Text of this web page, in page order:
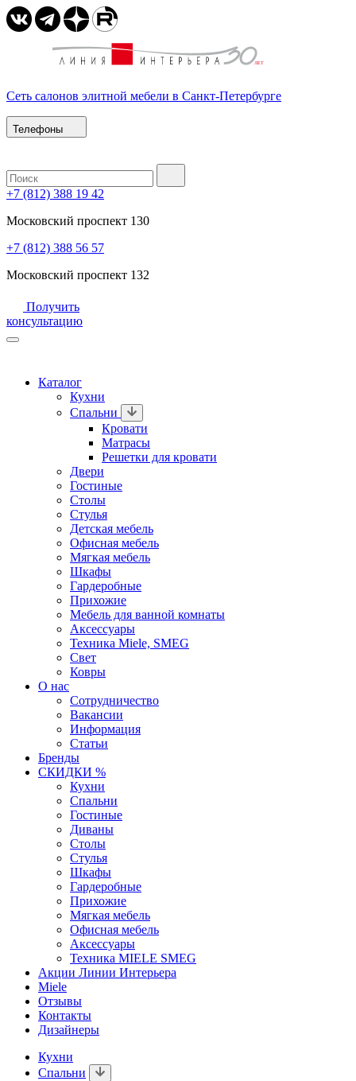
Сеть салонов элитной мебели в Санкт-Петербурге
Телефоны
+7 (812) 388 19 42
Московский проспект 130
+7 (812) 388 56 57
Московский проспект 132
Получить
консультацию
Каталог
Кухни
Спальни
Кровати
Матрасы
Решетки для кровати
Двери
Гостиные
Столы
Стулья
Детская мебель
Офисная мебель
Мягкая мебель
Шкафы
Гардеробные
Прихожие
Мебель для ванной комнаты
Аксессуары
Техника Miele, SMEG
Свет
Ковры
О нас
Сотрудничество
Вакансии
Информация
Статьи
Бренды
СКИДКИ %
Кухни
Спальни
Гостиные
Диваны
Столы
Стулья
Шкафы
Гардеробные
Прихожие
Мягкая мебель
Офисная мебель
Аксессуары
Техника MIELE SMEG
Акции Линии Интерьера
Miele
Отзывы
Контакты
Дизайнеры
Кухни
Спальни